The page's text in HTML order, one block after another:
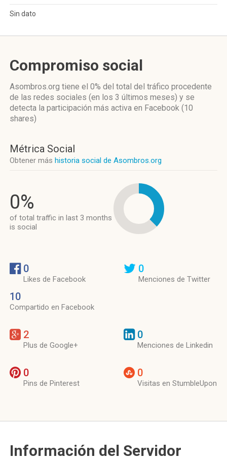
Sin dato
Compromiso social
Asombros.org tiene el 0% del total del tráfico procedente
de las redes sociales (en los 3 últimos meses) y se
detecta la participación más activa en Facebook (10
shares)
Métrica Social
Obtener más historia social de Asombros.org
0%
of total traffic in last 3 months
is social
0
Likes de Facebook
10
Compartido en Facebook
0
Menciones de Twitter
2
Plus de Google+
0
Menciones de Linkedin
0
Pins de Pinterest
0
Visitas en StumbleUpon
Información del Servidor